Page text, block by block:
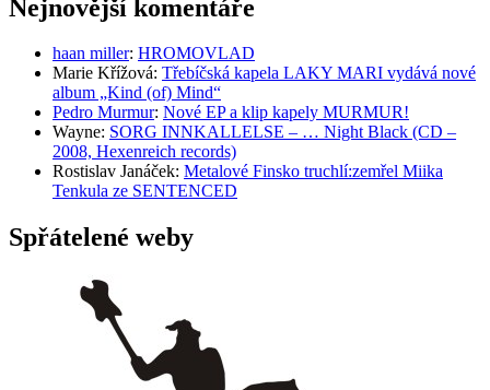
Nejnovější komentáře
haan miller: HROMOVLAD
Marie Křížová: Třebíčská kapela LAKY MARI vydává nové
album „Kind (of) Mind“
Pedro Murmur: Nové EP a klip kapely MURMUR!
Wayne: SORG INNKALLELSE – … Night Black (CD –
2008, Hexenreich records)
Rostislav Janáček: Metalové Finsko truchlí:zemřel Miika
Tenkula ze SENTENCED
Spřátelené weby